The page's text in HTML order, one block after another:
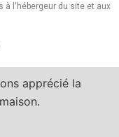
à l'hébergeur du site et aux
apprécié la